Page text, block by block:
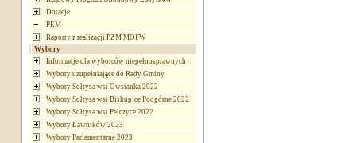
Dotacje
PEM
Raporty z realizacji PZM MOFW
Wybory
Informacje dla wyborców niepełnosprawnych
Wybory uzupełniające do Rady Gminy
Wybory Sołtysa wsi Owsianka 2022
Wybory Sołtysa wsi Biskupice Podgórne 2022
Wybory Sołtysa wsi Pełczyce 2022
Wybory Ławników 2023
Wybory Parlamentarne 2023